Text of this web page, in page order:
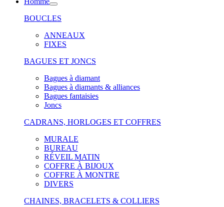
BOUCLES
ANNEAUX
FIXES
BAGUES ET JONCS
Bagues à diamant
Bagues à diamants & alliances
Bagues fantaisies
Joncs
CADRANS, HORLOGES ET COFFRES
MURALE
BUREAU
RÉVEIL MATIN
COFFRE À BIJOUX
COFFRE À MONTRE
DIVERS
CHAINES, BRACELETS & COLLIERS